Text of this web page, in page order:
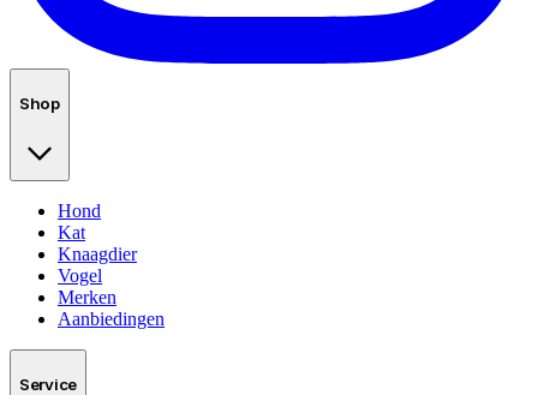
Shop
Hond
Kat
Knaagdier
Vogel
Merken
Aanbiedingen
Service